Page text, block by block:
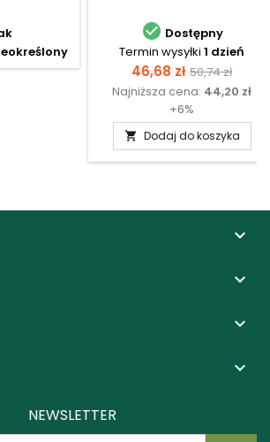
 Dostępny
Termin wysyłki 1 dzień
Cena
46,68 zł Cena
50,74 zł
Najniższa cena: 44,20 zł
+6%
 Dodaj do koszyka




NEWSLETTER